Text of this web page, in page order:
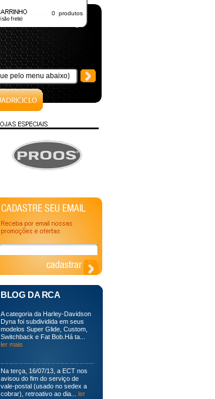
0 produtos
BLOG DA RCA
A categoria da Harley-Davidson
Dyna foi subdividida em seus
modelos Super Glide, Custom,
Switchback e Fat Bob.Há ta...
ler mais
Na terça, 16/07/13, a ECT nos
avisou do fim do serviço de
vale-postal (usado no sedex a
cobrar), retroativo ao dia... ler